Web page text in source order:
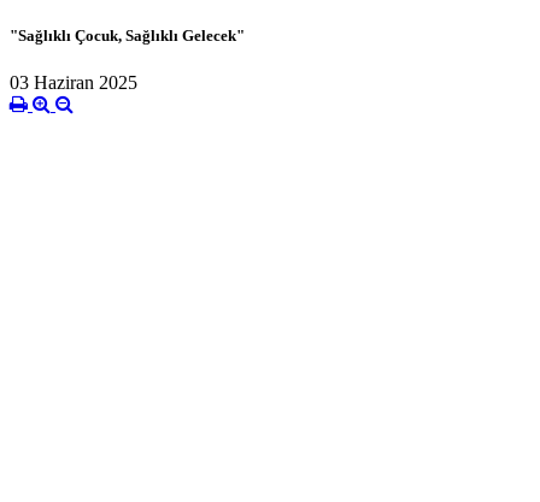
"Sağlıklı Çocuk, Sağlıklı Gelecek"
03 Haziran 2025